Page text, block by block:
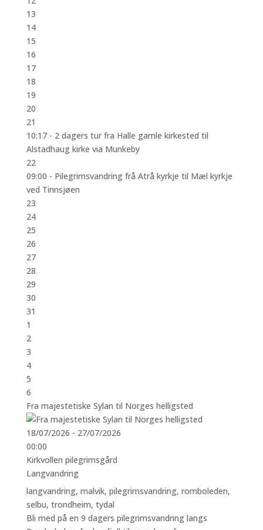
13
14
15
16
17
18
19
20
21
10:17 - 2 dagers tur fra Halle gamle kirkested til
Alstadhaug kirke via Munkeby
22
09:00 - Pilegrimsvandring frå Atrå kyrkje til Mæl kyrkje
ved Tinnsjøen
23
24
25
26
27
28
29
30
31
1
2
3
4
5
6
Fra majestetiske Sylan til Norges helligsted
18/07/2026 - 27/07/2026
00:00
Kirkvollen pilegrimsgård
Langvandring
langvandring, malvik, pilegrimsvandring, romboleden,
selbu, trondheim, tydal
Bli med på en 9 dagers pilegrimsvandring langs